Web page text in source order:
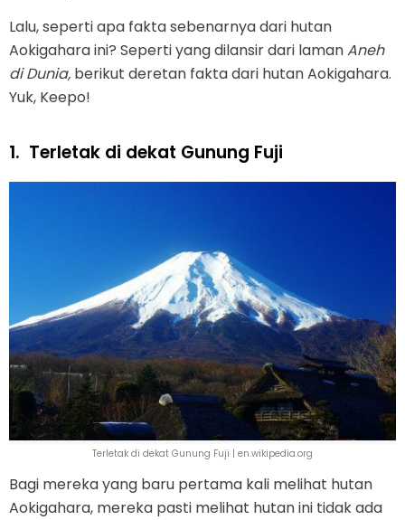
Lalu, seperti apa fakta sebenarnya dari hutan
Aokigahara ini? Seperti yang dilansir dari lamanAneh
di Dunia, berikut deretan fakta dari hutan Aokigahara.
Yuk, Keepo!
1. Terletak di dekat Gunung Fuji
Terletak di dekat Gunung Fuji | en.wikipedia.org
Bagi mereka yang baru pertama kali melihat hutan
Aokigahara, mereka pasti melihat hutan ini tidak ada